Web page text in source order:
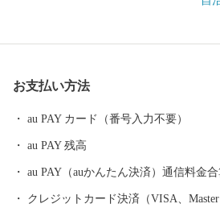
の世代に受け継ぐため、村民のみなさん
お支払い方法
au PAY カード（番号入力不要）
au PAY 残高
au PAY（auかんたん決済）通信料金
クレジットカード決済（VISA、Master